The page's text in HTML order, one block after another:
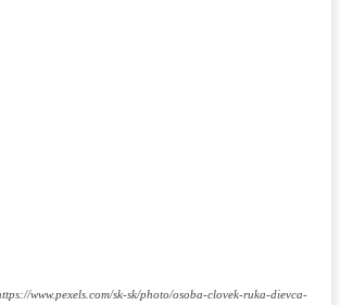
www.pexels.com/sk-sk/photo/osoba-clovek-ruka-dievca-